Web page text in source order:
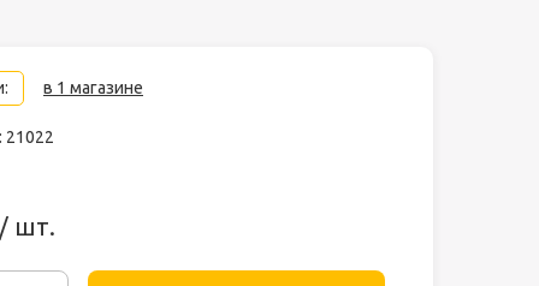
в 1 магазине
21022
шт.